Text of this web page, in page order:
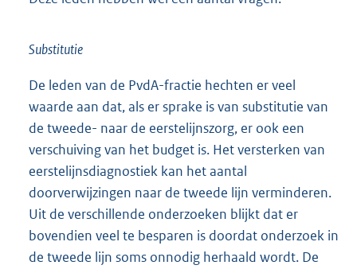
Substitutie
De leden van de PvdA-fractie hechten er veel
waarde aan dat, als er sprake is van substitutie van
de tweede- naar de eerstelijnszorg, er ook een
verschuiving van het budget is. Het versterken van
eerstelijnsdiagnostiek kan het aantal
doorverwijzingen naar de tweede lijn verminderen.
Uit de verschillende onderzoeken blijkt dat er
bovendien veel te besparen is doordat onderzoek in
de tweede lijn soms onnodig herhaald wordt. De